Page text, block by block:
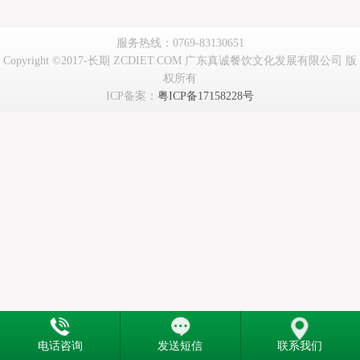
服务热线：0769-83130651
Copyright ©2017-长期 ZCDIET.COM 广东真诚餐饮文化发展有限公司 版
权所有
ICP备案： 粤ICP备17158228号
电话咨询 发送短信 联系我们